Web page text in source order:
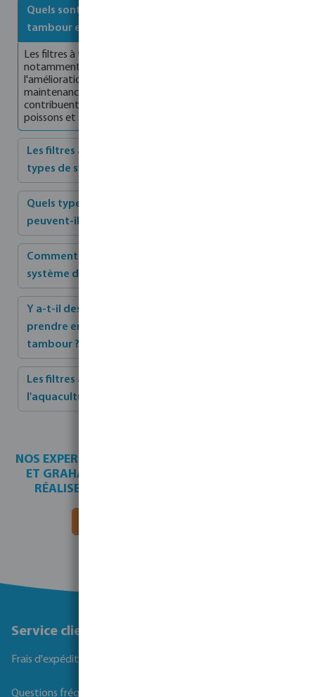
Quels sont les avantages de l'utilisation d'un filtre à
tambour en aquaculture ?
Les filtres à tambour offrent plusieurs avantages,
notamment l'élimination efficace des déchets solides,
l'amélioration de la qualité de l'eau, la réduction de la
maintenance et la capacité de traiter des débits élevés. Ils
contribuent à maintenir des conditions optimales pour les
poissons et autres organismes aquatiques.
Les filtres à tambour conviennent-ils à tous les
types de systèmes d'aquaculture ?
Quels types de déchets les filtres à tambour
peuvent-ils éliminer ?
Comment choisir le bon filtre à tambour pour un
système d'aquaculture ?
Y a-t-il des considérations environnementales à
prendre en compte lors de l'utilisation de filtres à
tambour ?
Les filtres à tambour peuvent-ils être utilisés dans
l'aquaculture en eau salée ?
NOS EXPERTS EN AQUACULTURE, BEN BLACKBURN
ET GRAHAM MANDER, PEUVENT VOUS AIDER À
RÉALISER VOTRE INSTALLATION COMPLÈTE.
Service client
Frais d'expédition
Questions fréquemment posées